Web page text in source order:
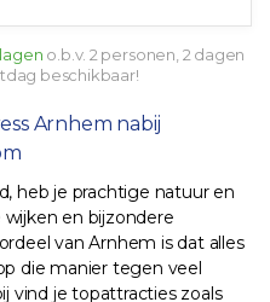
o.b.v. 2 personen, 2 dagen
beschikbaar!
Arnhem nabij
heb je prachtige natuur en
en bijzondere
van Arnhem is dat alles
die manier tegen veel
vind je topattracties zoals